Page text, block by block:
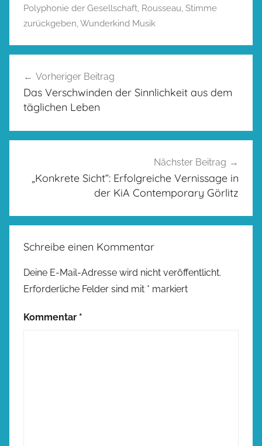
Polyphonie der Gesellschaft, Rousseau, Stimme
zurückgeben,Wunderkind Musik
Vorheriger Beitrag
Das Verschwinden der Sinnlichkeit aus dem
täglichen Leben
Nächster Beitrag
„Konkrete Sicht“: Erfolgreiche Vernissage in
der KiA Contemporary Görlitz
Schreibe einen Kommentar
Deine E-Mail-Adresse wird nicht veröffentlicht.
Erforderliche Felder sind mit * markiert
Kommentar *